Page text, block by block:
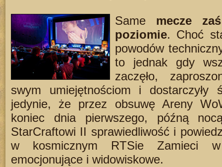
Same mecze
poziomie. Choć
powodów
to jednak gdy
zaczęło,
swym umiejętnościom i dostarczyły
jedynie, że przez obsuwę Areny
koniec dnia pierwszego, późną
StarCraftowi II sprawiedliwość i
w kosmicznym RTSie Zamieci
emocjonujące i widowiskowe.